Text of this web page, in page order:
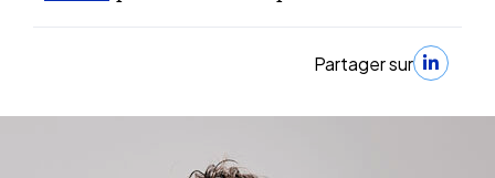
Partager sur